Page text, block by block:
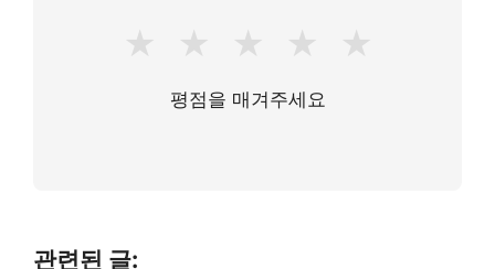
★ ★ ★ ★ ★
평점을 매겨주세요
관련된 글: